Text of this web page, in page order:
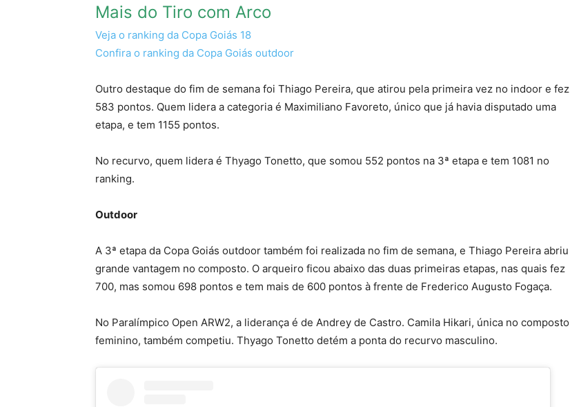
Mais do Tiro com Arco
Veja o ranking da Copa Goiás 18
Confira o ranking da Copa Goiás outdoor
Outro destaque do fim de semana foi Thiago Pereira, que atirou pela primeira vez no indoor e fez
583 pontos. Quem lidera a categoria é Maximiliano Favoreto, único que já havia disputado uma
etapa, e tem 1155 pontos.
No recurvo, quem lidera é Thyago Tonetto, que somou 552 pontos na 3ª etapa e tem 1081 no
ranking.
Outdoor
A 3ª etapa da Copa Goiás outdoor também foi realizada no fim de semana, e Thiago Pereira abriu
grande vantagem no composto. O arqueiro ficou abaixo das duas primeiras etapas, nas quais fez
700, mas somou 698 pontos e tem mais de 600 pontos à frente de Frederico Augusto Fogaça.
No Paralímpico Open ARW2, a liderança é de Andrey de Castro. Camila Hikari, única no composto
feminino, também competiu. Thyago Tonetto detém a ponta do recurvo masculino.